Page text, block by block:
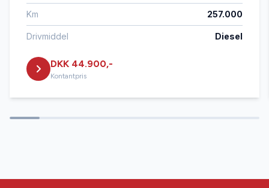
Sædevarme
Tågelygter
Km 257.000
Drivmiddel Diesel
DKK 44.900,-
Kontantpris